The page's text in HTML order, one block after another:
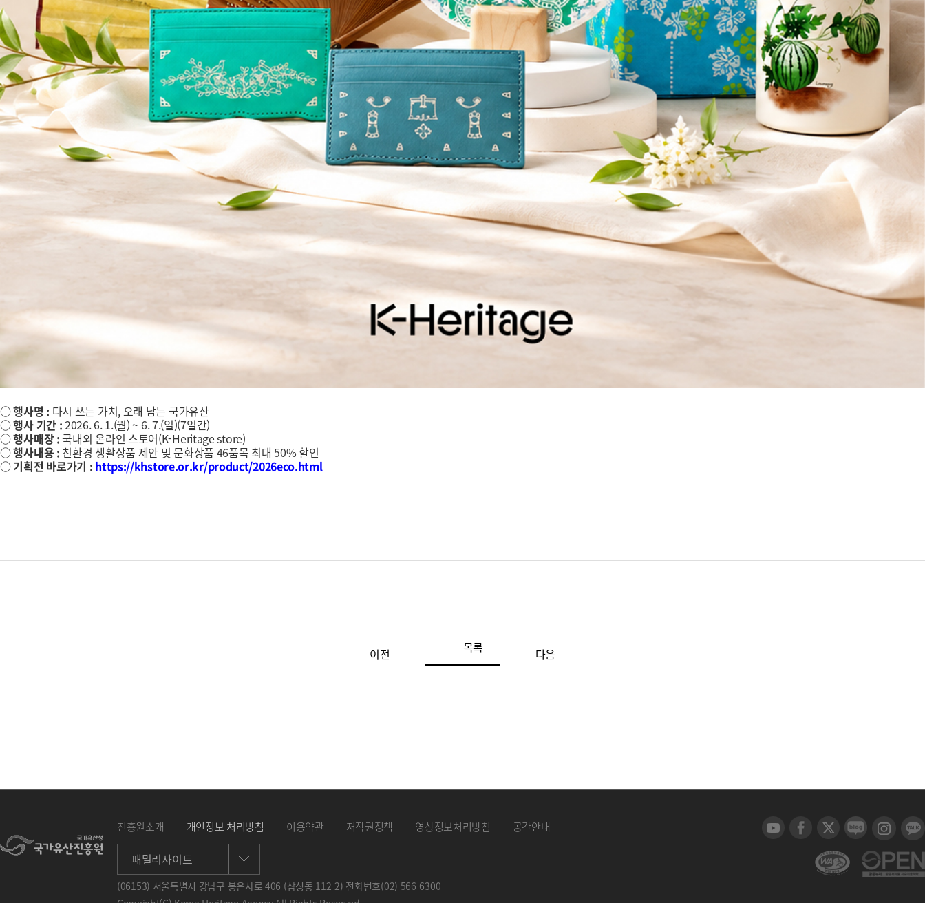
○ 행사명 : 다시 쓰는 가치, 오래 남는 국가유산
○ 행사 기간 :2026. 6. 1.(월) ~ 6. 7.(일)(7일간)
○ 행사매장 :국내외 온라인 스토어(K-Heritage store)
○ 행사내용 : 친환경 생활상품 제안 및 문화상품 46품목 최대 50% 할인
○ 기획전 바로가기 : https://khstore.or.kr/product/2026eco.html
이전 목록 다음
진흥원소개 개인정보 처리방침 이용약관 저작권정책 영상정보처리방침 공간안내
패밀리사이트
(06153) 서울특별시 강남구 봉은사로 406 (삼성동 112-2) 전화번호(02) 566-6300